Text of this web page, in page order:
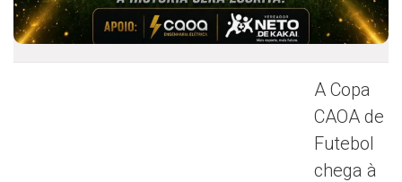
A Copa
CAOA de
Futebol
chega à